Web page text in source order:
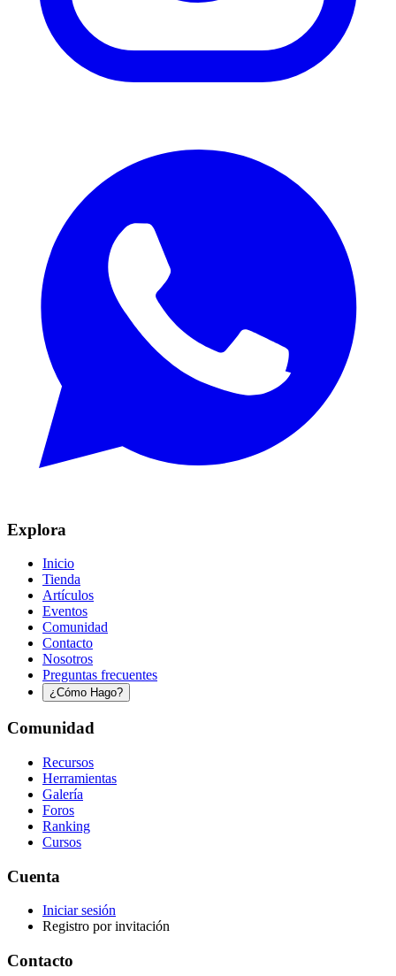
Explora
Inicio
Tienda
Artículos
Eventos
Comunidad
Contacto
Nosotros
Preguntas frecuentes
¿Cómo Hago?
Comunidad
Recursos
Herramientas
Galería
Foros
Ranking
Cursos
Cuenta
Iniciar sesión
Registro por invitación
Contacto